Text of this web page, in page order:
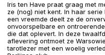
Iris ten Have praat graag met
ze (nog) niet kent. In haar serie
een vreemde deelt ze de
onvoorspelbare en
die dat oplevert. In deze
aflevering ontmoet ze
tarotlezer met een woelig